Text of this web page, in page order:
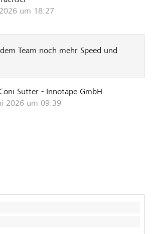
um 18:27
Team noch mehr Speed und
Sutter - Innotape GmbH
2026 um 09:39